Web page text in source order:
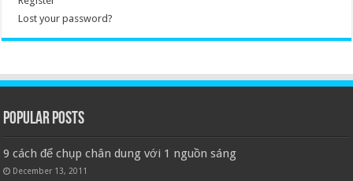
Lost your password?
Popular Posts
9 cách để chụp chân dung với 1 nguồn sáng
December 13, 2011